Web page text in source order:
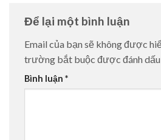
Để lại một bình luận
Email của bạn sẽ không được
trường bắt buộc được đánh dấu
Bình luận *